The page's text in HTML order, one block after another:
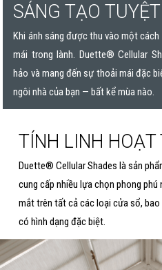
SÁNG TẠO
Khi ánh sáng được thu vào một
mái trong lành. Duette® Cellular
hảo và mang đến sự thoải mái đặc
ngôi nhà của bạn — bất kể mùa nào.
TÍNH LINH HOẠT
Duette® Cellular Shades là sản
cung cấp nhiều lựa chọn phong
mắt trên tất cả các loại cửa sổ,
có hình dạng đặc biệt.